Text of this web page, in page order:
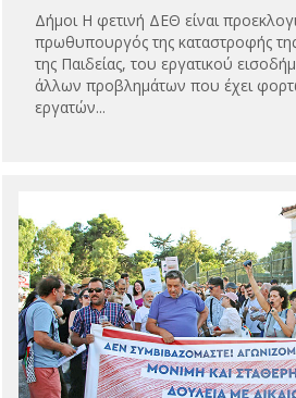
Δήμοι Η φετινή ΔΕΘ είναι
πρωθυπουργός της καταστροφής
της Παιδείας, του εργατικού
άλλων προβλημάτων που έχει
εργατών...